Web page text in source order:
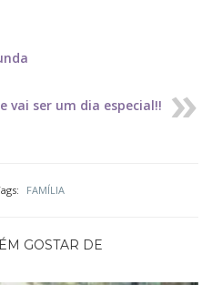
vai ser um dia especial!!
FAMÍLIA
GOSTAR DE